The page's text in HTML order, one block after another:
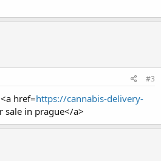
#3
href=https://cannabis-delivery-
sale in prague</a>